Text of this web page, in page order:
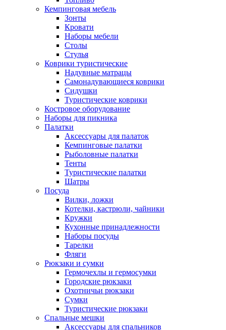
Кемпинговая мебель
Зонты
Кровати
Наборы мебели
Столы
Стулья
Коврики туристические
Надувные матрацы
Самонадувающиеся коврики
Сидушки
Туристические коврики
Костровое оборудование
Наборы для пикника
Палатки
Аксессуары для палаток
Кемпинговые палатки
Рыболовные палатки
Тенты
Туристические палатки
Шатры
Посуда
Вилки, ложки
Котелки, кастрюли, чайники
Кружки
Кухонные принадлежности
Наборы посуды
Тарелки
Фляги
Рюкзаки и сумки
Гермочехлы и гермосумки
Городские рюкзаки
Охотничьи рюкзаки
Сумки
Туристические рюкзаки
Спальные мешки
Аксессуары для спальников